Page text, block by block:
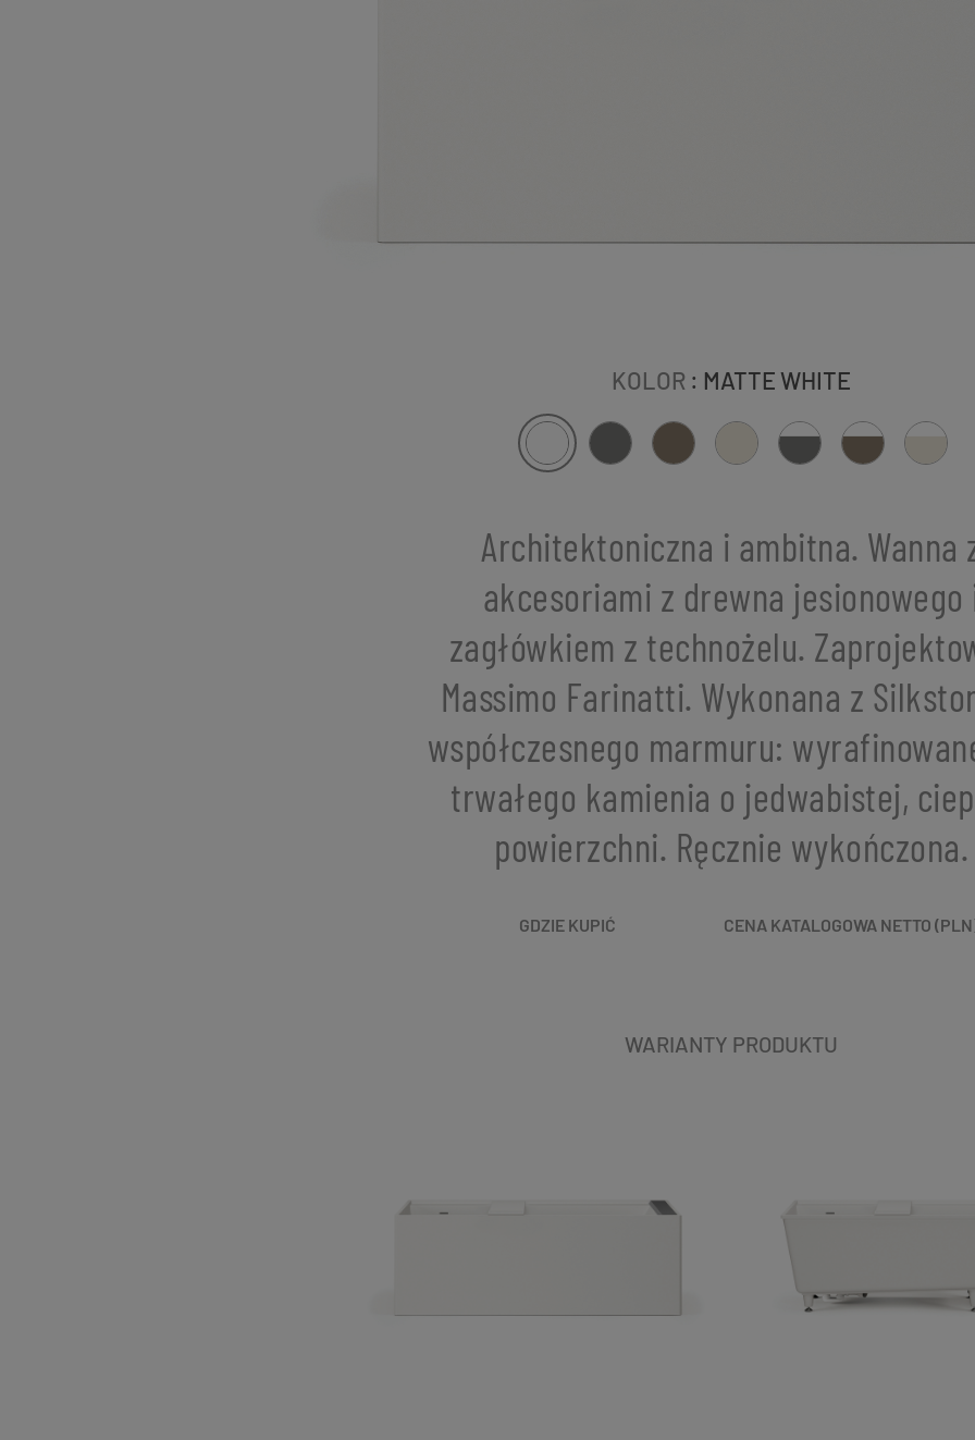
KOLOR : MATTE WHITE
Architektoniczna i ambitna. Wanna
akcesoriami z drewna jesionowego
zagłówkiem z technożelu.
Massimo Farinatti. Wykonana z
współczesnego marmuru:
trwałego kamienia o jedwabistej,
powierzchni. Ręcznie wykończona.
GDZIE KUPIĆ CENA KATALOGOWA NETTO
WARIANTY PRODUKTU